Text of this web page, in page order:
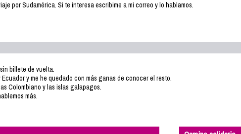
por Sudamérica. Si te interesa escribime a mi correo y lo hablamos.
billete de vuelta.
y me he quedado con más ganas de conocer el resto.
Colombiano y las islas galapagos.
más.